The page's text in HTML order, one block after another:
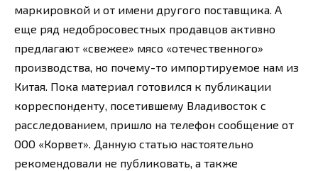
маркировкой и от имени другого поставщика. А
еще ряд недобросовестных продавцов активно
предлагают «свежее» мясо «отечественного»
производства, но почему-то импортируемое нам из
Китая. Пока материал готовился к публикации
корреспонденту, посетившему Владивосток с
расследованием, пришло на телефон сообщение от
ООО «Корвет». Данную статью настоятельно
рекомендовали не публиковать, а также